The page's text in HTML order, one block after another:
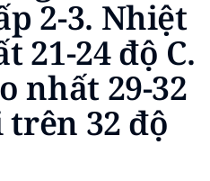
2-3. Nhiệt
21-24 độ C.
nhất 29-32
trên 32 độ